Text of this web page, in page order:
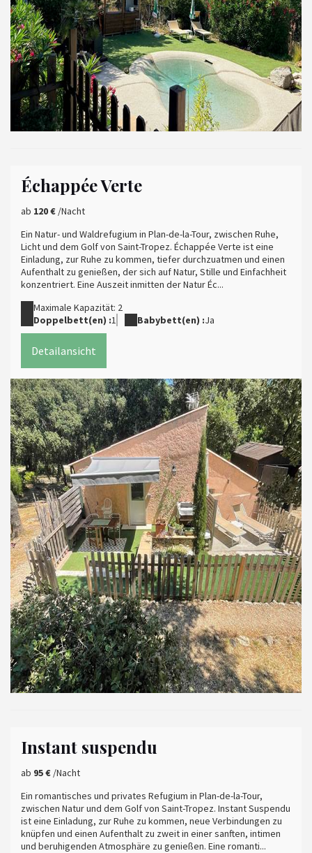
Échappée Verte
ab 120 € /Nacht
Ein Natur- und Waldrefugium in Plan-de-la-Tour, zwischen Ruhe,
Licht und dem Golf von Saint-Tropez. Échappée Verte ist eine
Einladung, zur Ruhe zu kommen, tiefer durchzuatmen und einen
Aufenthalt zu genießen, der sich auf Natur, Stille und Einfachheit
konzentriert. Eine Auszeit inmitten der Natur Éc...
Maximale Kapazität: 2
Doppelbett(en) :1 Babybett(en) :Ja
Detailansicht
Instant suspendu
ab 95 € /Nacht
Ein romantisches und privates Refugium in Plan-de-la-Tour,
zwischen Natur und dem Golf von Saint-Tropez. Instant Suspendu
ist eine Einladung, zur Ruhe zu kommen, neue Verbindungen zu
knüpfen und einen Aufenthalt zu zweit in einer sanften, intimen
und beruhigenden Atmosphäre zu genießen. Eine romanti...